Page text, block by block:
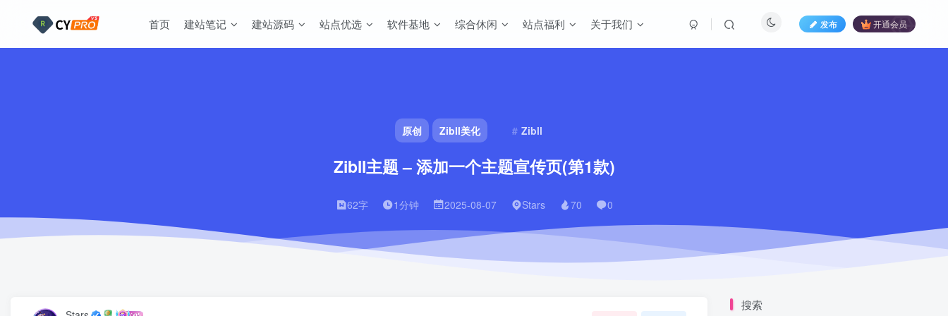
原创 Zibll美化 Zibll
Zibll主题 – 添加一个主题宣传页(第1款)
62字 1分钟 2025-08-07 Stars 70 0
首页 建站笔记 建站源码 站点优选 软件基地 综合休闲 站点福利 关于我们 发布 开通会员
搜索